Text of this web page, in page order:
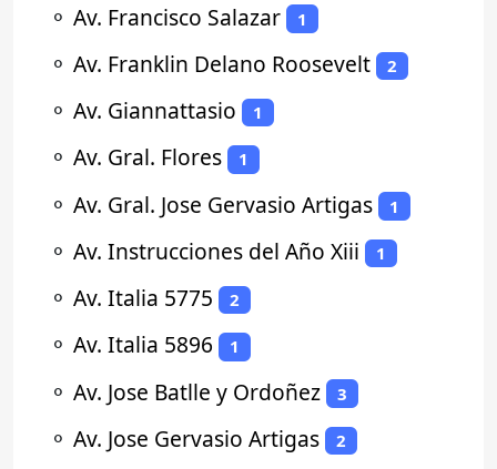
⚬ Av. Francisco Salazar 1
⚬ Av. Franklin Delano Roosevelt 2
⚬ Av. Giannattasio 1
⚬ Av. Gral. Flores 1
⚬ Av. Gral. Jose Gervasio Artigas 1
⚬ Av. Instrucciones del Año Xiii 1
⚬ Av. Italia 5775 2
⚬ Av. Italia 5896 1
⚬ Av. Jose Batlle y Ordoñez 3
⚬ Av. Jose Gervasio Artigas 2